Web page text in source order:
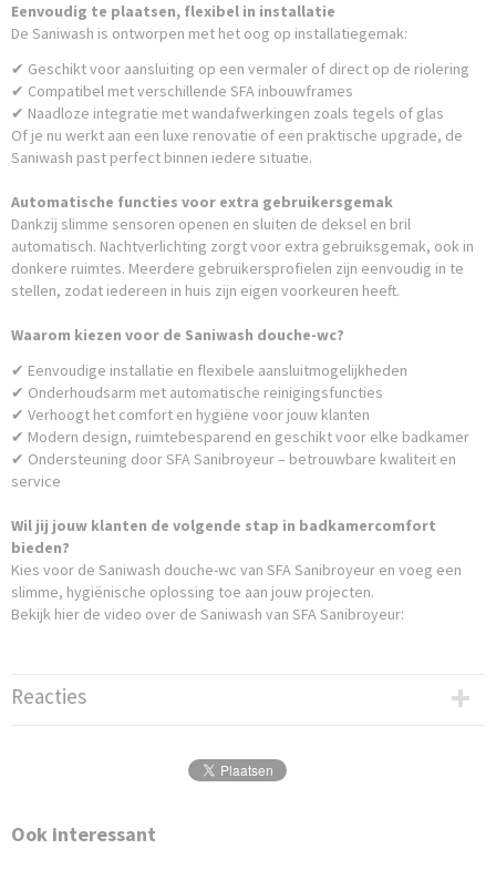
Eenvoudig te plaatsen, flexibel in installatie
De Saniwash is ontworpen met het oog op installatiegemak:
✔ Geschikt voor aansluiting op een vermaler of direct op de riolering
✔ Compatibel met verschillende SFA inbouwframes
✔ Naadloze integratie met wandafwerkingen zoals tegels of glas
Of je nu werkt aan een luxe renovatie of een praktische upgrade, de
Saniwash past perfect binnen iedere situatie.
Automatische functies voor extra gebruikersgemak
Dankzij slimme sensoren openen en sluiten de deksel en bril
automatisch. Nachtverlichting zorgt voor extra gebruiksgemak, ook in
donkere ruimtes. Meerdere gebruikersprofielen zijn eenvoudig in te
stellen, zodat iedereen in huis zijn eigen voorkeuren heeft.
Waarom kiezen voor de Saniwash douche-wc?
✔ Eenvoudige installatie en flexibele aansluitmogelijkheden
✔ Onderhoudsarm met automatische reinigingsfuncties
✔ Verhoogt het comfort en hygiëne voor jouw klanten
✔ Modern design, ruimtebesparend en geschikt voor elke badkamer
✔ Ondersteuning door SFA Sanibroyeur – betrouwbare kwaliteit en
service
Wil jij jouw klanten de volgende stap in badkamercomfort
bieden?
Kies voor de Saniwash douche-wc van SFA Sanibroyeur en voeg een
slimme, hygiënische oplossing toe aan jouw projecten.
Bekijk hier de video over de Saniwash van SFA Sanibroyeur:
Reacties
Ook interessant